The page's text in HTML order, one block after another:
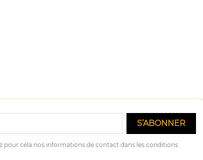
pour cela nos informations de contact dans les conditions